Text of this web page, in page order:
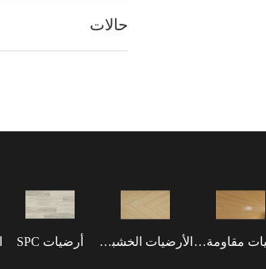
حالات
أرضيات مقاومة للماء الأرضيات الخشبية الهندسية أرضيات SPC